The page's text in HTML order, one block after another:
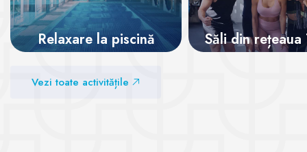
Relaxare la piscină
Vezi sălile
Săli din rețeaua
Vezi toate activitățile